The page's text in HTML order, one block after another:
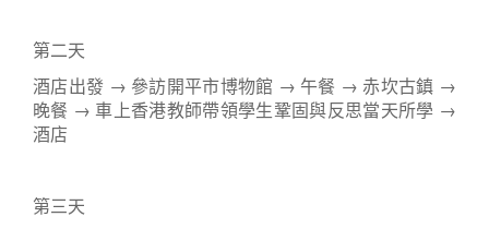
第二天
酒店出發 → 參訪開平市博物館 → 午餐 → 赤坎古鎮 →
晚餐 → 車上香港教師帶領學生鞏固與反思當天所學 →
酒店
第三天